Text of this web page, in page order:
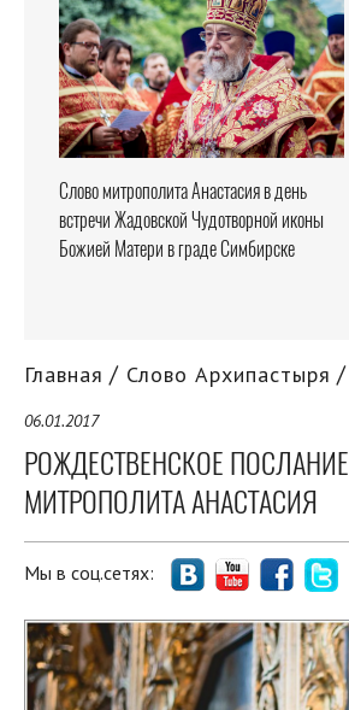
Слово митрополита Анастасия в день
встречи Жадовской Чудотворной иконы
Божией Матери в граде Симбирске
Главная Слово Архипастыря
06.01.2017
РОЖДЕСТВЕНСКОЕ ПОСЛАНИЕ
МИТРОПОЛИТА АНАСТАСИЯ
Мы в соц.сетях: